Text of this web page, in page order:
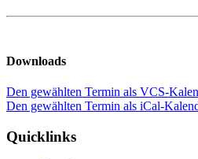
Downloads
Den gewählten Termin als VCS-
Den gewählten Termin als iCal-
Quicklinks